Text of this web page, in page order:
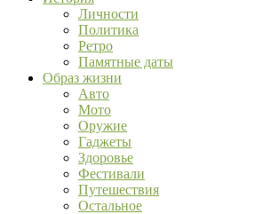
Личности
Политика
Ретро
Памятные даты
Образ жизни
Авто
Мото
Оружие
Гаджеты
Здоровье
Фестивали
Путешествия
Остальное